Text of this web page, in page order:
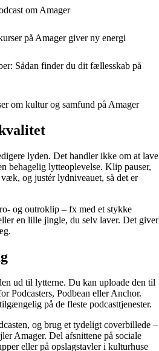
om Amager
på Amager giver ny energi
Sådan finder du dit fællesskab på
om kultur og samfund på Amager
lyden. Det handler ikke om at lave
behagelig lytteoplevelse. Klip pauser,
og justér lydniveauet, så det er
og outroklip – fx med et stykke
en lille jingle, du selv laver. Det giver
ud til lytterne. Du kan uploade den til
Podcasters, Podbean eller Anchor.
på de fleste podcasttjenester.
og brug et tydeligt coverbillede –
Amager. Del afsnittene på sociale
eller på opslagstavler i kulturhuse